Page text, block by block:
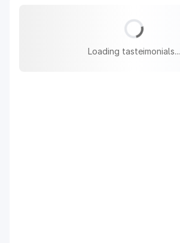
Loading tasteimonials...